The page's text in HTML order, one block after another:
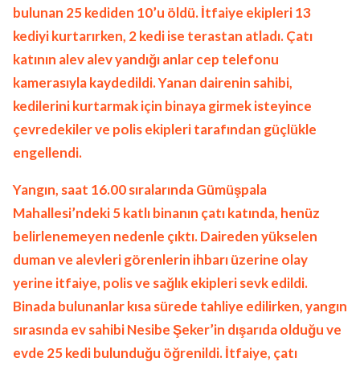
bulunan 25 kediden 10’u öldü. İtfaiye ekipleri 13
kediyi kurtarırken, 2 kedi ise terastan atladı. Çatı
katının alev alev yandığı anlar cep telefonu
kamerasıyla kaydedildi. Yanan dairenin sahibi,
kedilerini kurtarmak için binaya girmek isteyince
çevredekiler ve polis ekipleri tarafından güçlükle
engellendi.
Yangın, saat 16.00 sıralarında Gümüşpala
Mahallesi’ndeki 5 katlı binanın çatı katında, henüz
belirlenemeyen nedenle çıktı. Daireden yükselen
duman ve alevleri görenlerin ihbarı üzerine olay
yerine itfaiye, polis ve sağlık ekipleri sevk edildi.
Binada bulunanlar kısa sürede tahliye edilirken, yangın
sırasında ev sahibi Nesibe Şeker’in dışarıda olduğu ve
evde 25 kedi bulunduğu öğrenildi. İtfaiye, çatı